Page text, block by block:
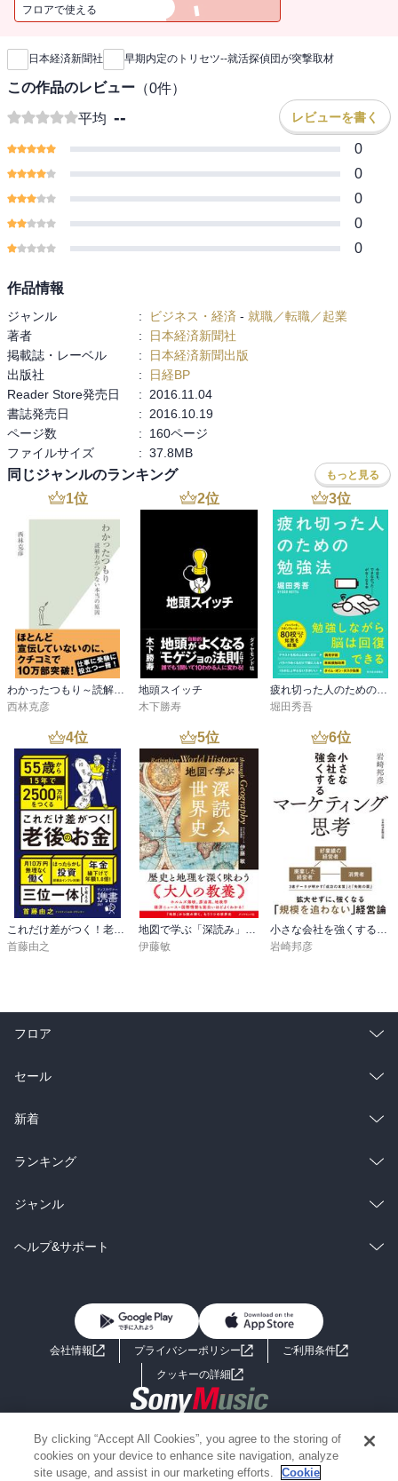
「内定を取れる学生」と「取れない学生」は例年二つに分かれま
説明会への参加方法」や「人事が本音を披露する座談会」を含め
た、就活で役立つ実戦的なテクニックを大公開!
【本書の特長】
・日経記者が、就活生や企業の生の声を徹底取材。
・企業選びから内定辞退まで、就活の一連の流れを網羅。
・ライバルより早く内定をとるためのノウハウを教えます。
フロアで使える
新刊通知
日本経済新聞社 早期内定のトリセツ--就活探偵団が突撃取材
この作品のレビュー （0件）
平均 -- レビューを書く
0
0
0
0
0
作品情報
ジャンル : ビジネス・経済 - 就職／転職／起業
著者
:
日本経済新聞社
掲載誌・レーベル
:
日本経済新聞出版
出版社
:
日経BP
Reader Store発売日
:
2016.11.04
書誌発売日
:
2016.10.19
ページ数
:
160ページ
ファイルサイズ
: 37.8MB
同じジャンルのランキング もっと見る
1位
わかったつもり～読解力がつかない本当の原因～
西林克彦
2位
地頭スイッチ
木下勝寿
3位
疲れ切った人のための勉強法
堀田秀吾
4位
首藤由之
5位
伊藤敏
6位
岩崎邦彦
フロア
総合
ラノベ
雑誌・グラビア
BL・TL
セール
総合
ラノベ
雑誌・グラビア
BL・TL
新着
総合
ラノベ
雑誌・グラビア
ランキング
総合
ラノベ
ジャンル
コミック
ライトノベル 男子向けラノベ
小説
海外小説
ミステリー SF
ヘルプ&サポート
よくあるご質問 お問い合わせ
会社情報 プライバシーポリシー
ご利用条件
クッキーの詳細
Copyright 2017 - 2026 Sony Music Entertainment(Japan) Inc.
Information on the site is for the Japan domestic market only
powered by
By clicking “Accept All Cookies”, you agree to the storing of
cookies on your device to enhance site navigation, analyze
site usage, and assist in our marketing efforts.
Cookie